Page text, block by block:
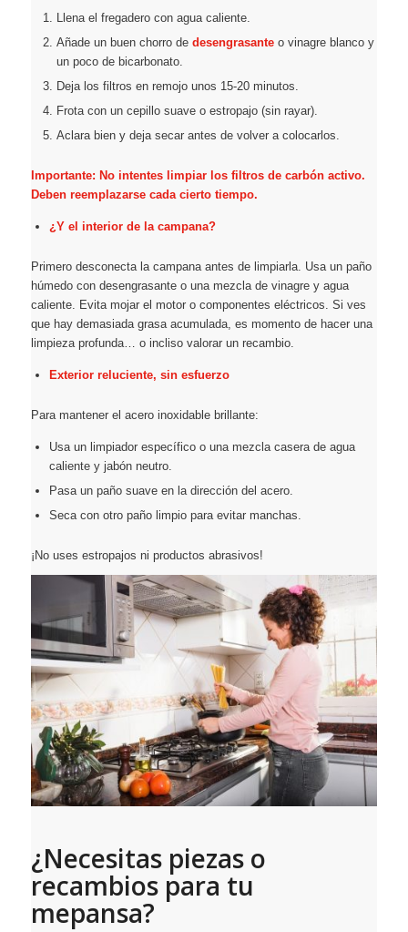
Llena el fregadero con agua caliente.
Añade un buen chorro dedesengrasanteo vinagre blanco y
un poco de bicarbonato.
Deja los filtros en remojo unos 15-20 minutos.
Frota con un cepillo suave o estropajo (sin rayar).
Aclara bien y deja secar antes de volver a colocarlos.
Importante: No intentes limpiar los filtros de carbón activo.
Deben reemplazarse cada cierto tiempo.
¿Y el interior de la campana?
Primero desconecta la campana antes de limpiarla. Usa un paño
húmedo con desengrasante o una mezcla de vinagre y agua
caliente. Evita mojar el motor o componentes eléctricos. Si ves
que hay demasiada grasa acumulada, es momento de hacer una
limpieza profunda… o incliso valorar un recambio.
Exterior reluciente, sin esfuerzo
Para mantener el acero inoxidable brillante:
Usa un limpiador específico o una mezcla casera de agua
caliente y jabón neutro.
Pasa un paño suave en la dirección del acero.
Seca con otro paño limpio para evitar manchas.
¡No uses estropajos ni productos abrasivos!
¿Necesitas piezas o
recambios para tu
mepansa?